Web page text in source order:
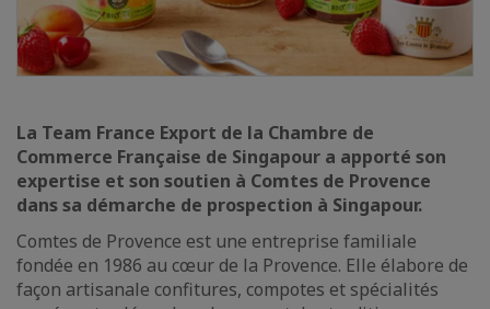
La Team France Export de la Chambre de
Commerce Française de Singapour a apporté son
expertise et son soutien à Comtes de Provence
dans sa démarche de prospection à Singapour.
Comtes de Provence est une entreprise familiale
fondée en 1986 au cœur de la Provence. Elle élabore de
façon artisanale confitures, compotes et spécialités